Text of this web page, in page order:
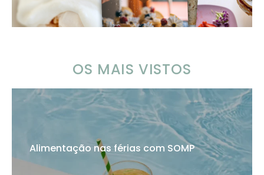
OS MAIS VISTOS
Alimentação nas férias com SOMP